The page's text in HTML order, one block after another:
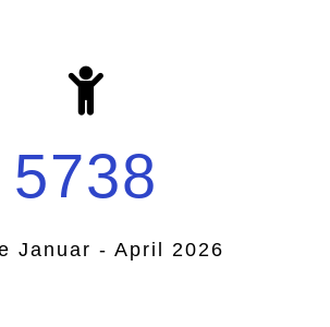
5738
Januar - April 2026